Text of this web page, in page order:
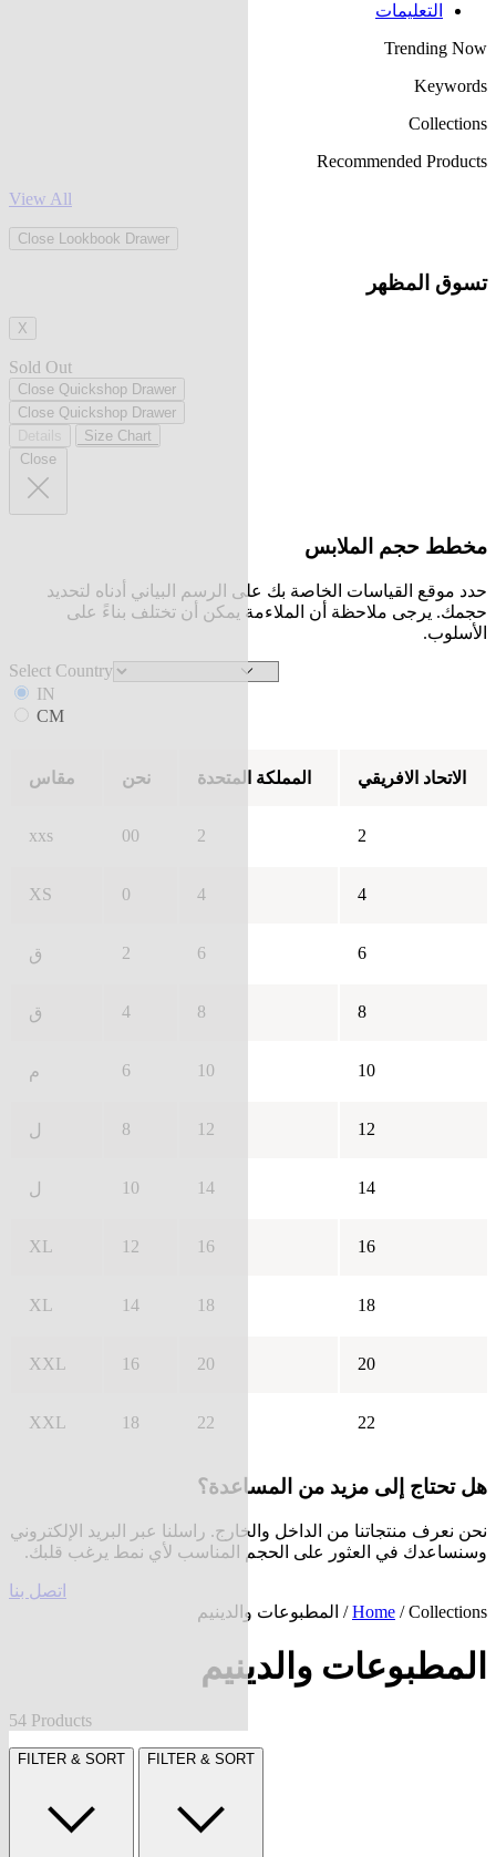
التعليمات
Trending Now
Keywords
Collections
Recommended Products
View All
Close Lookbook Drawer
تسوق المظهر
X
Sold Out
Close Quickshop Drawer
Close Quickshop Drawer
Size Chart
Close
مخطط حجم الملابس
حدد موقع القياسات الخاصة بك على الرسم البياني أدناه لتحديد
حجمك. يرجى ملاحظة أن الملاءمة يمكن أن تختلف بناءً على
الأسلوب.
Select Country
IN
CM
مقاس نحن المملكة المتحدة الاتحاد الافريقي
xxs 00 2 2
XS 0 4 4
ق 2 6 6
ق 4 8 8
م 6 10 10
ل 8 12 12
ل 10 14 14
XL 12 16 16
XL 14 18 18
XXL 16 20 20
XXL 18 22 22
هل تحتاج إلى مزيد من المساعدة؟
نحن نعرف منتجاتنا من الداخل والخارج. راسلنا عبر البريد الإلكتروني
وسنساعدك في العثور على الحجم المناسب لأي نمط يرغب قلبك.
اتصل بنا
Home / Collections / المطبوعات والدينيم
المطبوعات والدينيم
54 Products
FILTER & SORT FILTER & SORT